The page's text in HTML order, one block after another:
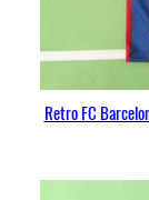
Retro FC